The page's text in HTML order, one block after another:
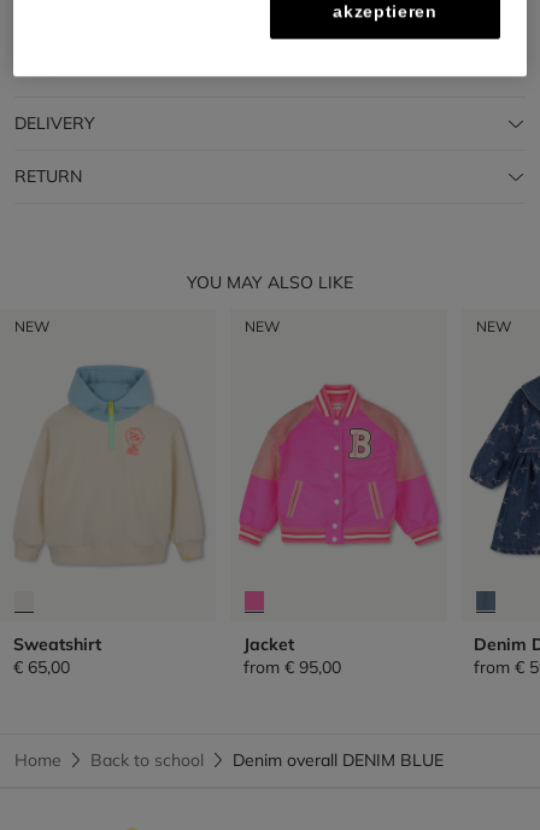
DELIVERY
RETURN
YOU MAY ALSO LIKE
NEW
Sweatshirt
€ 65,00
NEW
Jacket
from € 95,00
NEW
Denim
from€
Home Back to school Denim overall DENIM BLUE
akzeptieren